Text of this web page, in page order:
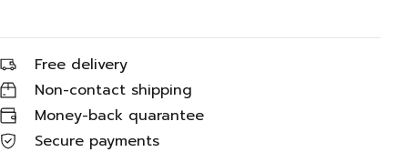
Free delivery
Non-contact shipping
Money-back quarantee
Secure payments